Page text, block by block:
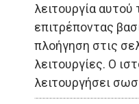
λειτουργία
επιτρέποντας
πλοήγηση στις
λειτουργίες. Ο
λειτουργήσει
ΠΟΛΙΤΙΣΜΟΣ
ΣΠΙΤΙ-
ΚΗΠΟΣ
ΥΓΕΙΑ